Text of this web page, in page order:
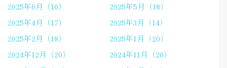
2025年6月（16）
2025年5月（18）
2025年4月（17）
2025年3月（14）
2025年2月（18）
2025年1月（20）
2024年12月（20）
2024年11月（20）